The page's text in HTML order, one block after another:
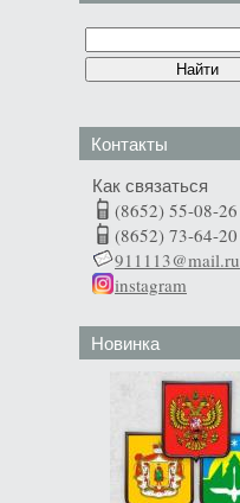
Контакты
Как связаться
(8652) 55-08-26
(8652) 73-64-20
911113@mail.ru
instagram
Новинка